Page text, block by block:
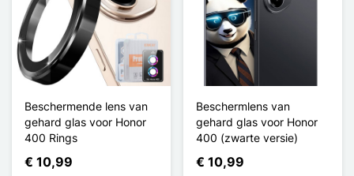
Beschermende lens van
gehard glas voor Honor
400 Rings
€ 10,99
Beschermlens van
gehard glas voor Honor
400 (zwarte versie)
€ 10,99